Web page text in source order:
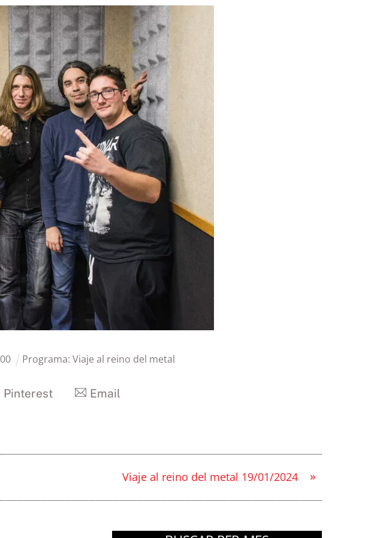
00 Programa:Viaje al reino del metal
Pinterest Email
»
Viaje al reino del metal 19/01/2024